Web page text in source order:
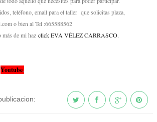
teléfono, email para el taller que solicitas plaza,
o bien al Tel :665588562
más de mi haz click EVA VÉLEZ CARRASCO.
Youtube.